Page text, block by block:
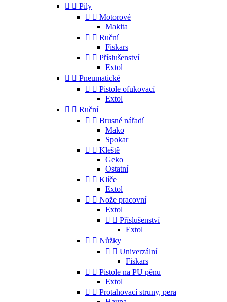
  Pily
  Motorové
Makita
  Ruční
Fiskars
  Příslušenství
Extol
  Pneumatické
  Pistole ofukovací
Extol
  Ruční
  Brusné nářadí
Mako
Spokar
  Kleště
Geko
Ostatní
  Klíče
Extol
  Nože pracovní
Extol
  Příslušenství
Extol
  Nůžky
  Univerzální
Fiskars
  Pistole na PU pěnu
Extol
  Protahovací struny, pera